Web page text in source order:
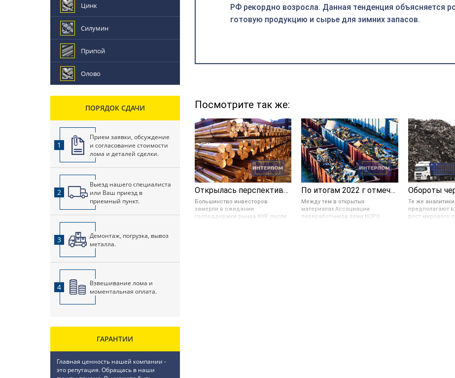
РФ рекордно возросла. Данная тенденция объясняется
готовую продукцию и сырье для зимних запасов.
Посмотрите так же:
Открылась перспектива укрепления цветных металлов в цене
Большинство инвесторов
замерли в ожидании
господдержки рынка КНР после
По итогам 2022 г отмечается значительное снижение ломозаготовки в России
Между тем в открытых
материалах Ассоциации
переработчиков лома НСРО
Те же
предполагают
рост мирового
Цинк
Силумин
Припой
Олово
ПОРЯДОК СДАЧИ
1
Прием заявки, обсуждение
и согласование стоимости
лома и деталей сделки.
2
Выезд нашего специалиста
или Ваш приезд в
приемный пункт.
3
Демонтаж, погрузка, вывоз
металла.
4
Взвешивание лома и
моментальная оплата.
ГАРАНТИИ
Главная ценность нашей компании -
это репутация. Обращась в наши